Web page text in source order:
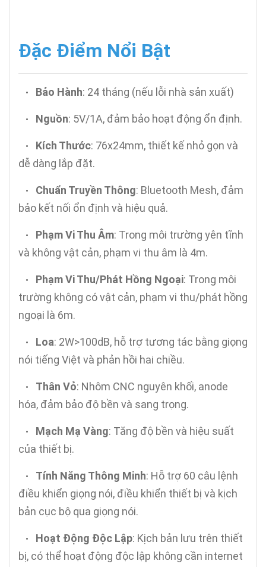
Đặc Điểm Nổi Bật
• Bảo Hành: 24 tháng (nếu lỗi nhà sản xuất)
• Nguồn: 5V/1A, đảm bảo hoạt động ổn định.
• Kích Thước: 76x24mm, thiết kế nhỏ gọn và
dễ dàng lắp đặt.
• Chuẩn Truyền Thông: Bluetooth Mesh, đảm
bảo kết nối ổn định và hiệu quả.
• Phạm Vi Thu Âm: Trong môi trường yên tĩnh
và không vật cản, phạm vi thu âm là 4m.
• Phạm Vi Thu/Phát Hồng Ngoại: Trong môi
trường không có vật cản, phạm vi thu/phát hồng
ngoại là 6m.
• Loa: 2W>100dB, hỗ trợ tương tác bằng giọng
nói tiếng Việt và phản hồi hai chiều.
• Thân Vỏ: Nhôm CNC nguyên khối, anode
hóa, đảm bảo độ bền và sang trọng.
• Mạch Mạ Vàng: Tăng độ bền và hiệu suất
của thiết bị.
• Tính Năng Thông Minh: Hỗ trợ 60 câu lệnh
điều khiển giọng nói, điều khiển thiết bị và kịch
bản cục bộ qua giọng nói.
• Hoạt Động Độc Lập: Kịch bản lưu trên thiết
bị, có thể hoạt động độc lập không cần internet